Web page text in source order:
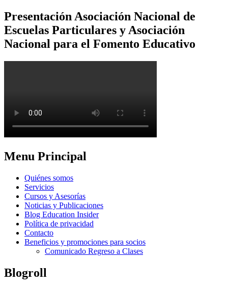
Presentación Asociación Nacional de
Escuelas Particulares y Asociación
Nacional para el Fomento Educativo
Menu Principal
Quiénes somos
Servicios
Cursos y Asesorías
Noticias y Publicaciones
Blog Education Insider
Política de privacidad
Contacto
Beneficios y promociones para socios
Comunicado Regreso a Clases
Blogroll